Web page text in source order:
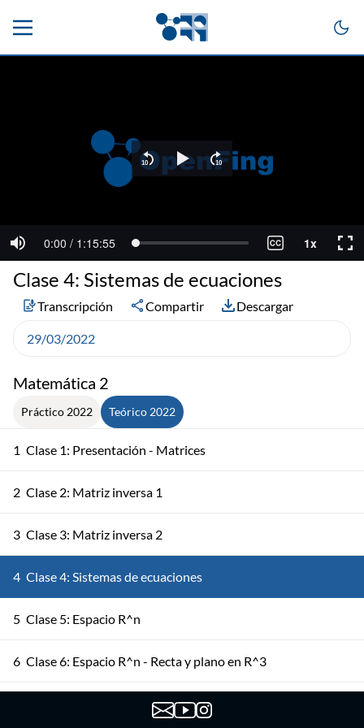
Matemática 2
Práctico 2022 Teórico 2022
1 Clase 1: Presentación - Matrices
2 Clase 2: Matriz inversa 1
3 Clase 3: Matriz inversa 2
4 Clase 4: Sistemas de ecuaciones
5 Clase 5: Espacio R^n
6 Clase 6: Espacio R^n - Recta y plano en R^3
Clase 7: Recta y plano en R^3 - Producto escalar
Clase 4: Sistemas de ecuaciones
Transcripción Compartir Descargar
29/03/2022